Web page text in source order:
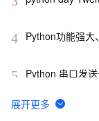
4 Python功能强
5 Python 串口发
6 python join 和